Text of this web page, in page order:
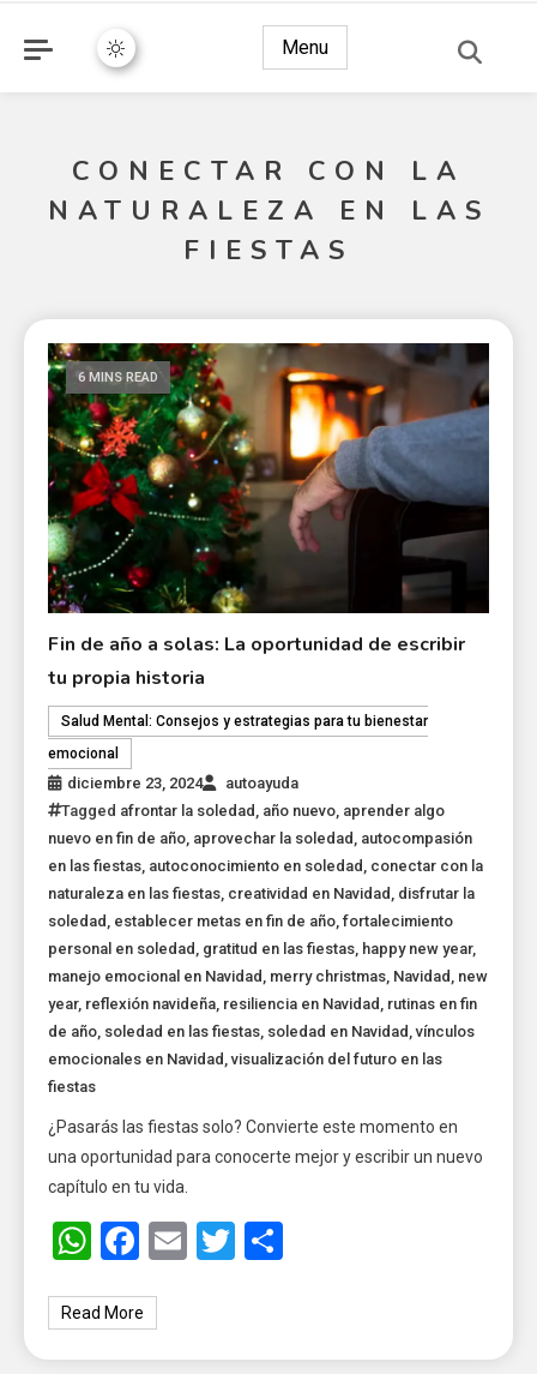
Menu
CONECTAR CON LA
NATURALEZA EN LAS
FIESTAS
6 MINS READ
Fin de año a solas: La oportunidad de escribir
tu propia historia
Salud Mental: Consejos y estrategias para tu bienestar
emocional
diciembre 23, 2024
autoayuda
Tagged afrontar la soledad año nuevo aprender algo
nuevo en fin de año aprovechar la soledad autocompasión
en las fiestas autoconocimiento en soledad conectar con la
naturaleza en las fiestas creatividad en Navidad disfrutar la
soledad establecer metas en fin de año ,fortalecimiento
personal en soledad gratitud en las fiestas happy new year,
manejo emocional en Navidad merry christmas Navidad new
year, reflexión navideña resiliencia en Navidad rutinas en fin
de año soledad en las fiestas soledad en Navidad ,vínculos
emocionales en Navidad ,visualización del futuro en las
fiestas
¿Pasarás las fiestas solo? Convierte este momento en
una oportunidad para conocerte mejor y escribir un nuevo
capítulo en tu vida.
WhatsApp
Facebook
EmailTwitter
Read More